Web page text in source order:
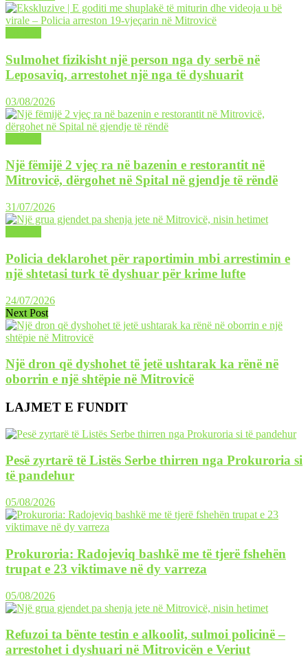
Sulmohet fizikisht një person nga dy serbë në
Leposaviq, arrestohet një nga të dyshuarit
03/08/2026
Një fëmijë 2 vjeç ra në bazenin e restorantit në
Mitrovicë, dërgohet në Spital në gjendje të rëndë
31/07/2026
Policia deklarohet për raportimin mbi arrestimin e
një shtetasi turk të dyshuar për krime lufte
24/07/2026
Next Post
Një dron që dyshohet të jetë ushtarak ka rënë në
oborrin e një shtëpie në Mitrovicë
LAJMET E FUNDIT
Pesë zyrtarë të Listës Serbe thirren nga Prokuroria si
të pandehur
05/08/2026
Prokuroria: Radojeviq bashkë me të tjerë fshehën
trupat e 23 viktimave në dy varreza
05/08/2026
Refuzoi ta bënte testin e alkoolit, sulmoi policinë –
arrestohet i dyshuari në Mitrovicën e Veriut